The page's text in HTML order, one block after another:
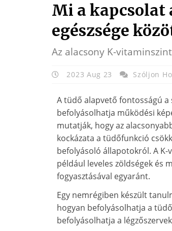
Mi a kapcsolat
egészsége
Az alacsony K-
2023 Aug 23 Szóljon
A tüdő alapvető fontosságú a
befolyásolhatja működési
mutatják, hogy az
kockázata a tüdőfunkció
befolyásoló állapotokról. A
például leveles zöldségek és
fogyasztásával egyaránt.
Egy nemrégiben készült
hogyan befolyásolhatja a
befolyásolhatja a